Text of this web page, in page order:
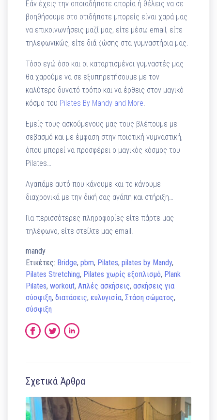
Εάν έχεις την οποιαδήποτε απορία ή θέλεις να σε
βοηθήσουμε στο οτιδήποτε μπορείς είναι χαρά μας
να επικοινωνήσεις μαζί μας, είτε μέσω email, είτε
τηλεφωνικώς, είτε διά ζώσης στα γυμναστήρια μας.
Τόσο εγώ όσο και οι καταρτισμένοι γυμναστές μας
θα χαρούμε να σε εξυπηρετήσουμε με τον
καλύτερο δυνατό τρόπο και να έρθεις στον μαγικό
κόσμο του Pilates By Mandy and More.
Εμείς τους ασκούμενους μας τους βλέπουμε με
σεβασμό και με έμφαση στην ποιοτική γυμναστική,
όπου μπορεί να προσφέρει ο μαγικός κόσμος του
Pilates…
Αγαπάμε αυτό που κάνουμε και το κάνουμε
διαχρονικά με την δική σας αγάπη και στήριξη…
Για περισσότερες πληροφορίες είτε πάρτε μας
τηλέφωνο, είτε στείλτε μας email.
mandy
Ετικέτες: Bridge,pbm, Pilates,pilates by Mandy,
Pilates Stretching, Pilates χωρίς εξοπλισμό, Plank
Pilates,workout,Απλές ασκήσεις,ασκήσεις για
σύσφιξη,διατάσεις,ευλυγισία,Στάση σώματος,
σύσφιξη
Σχετικά Άρθρα